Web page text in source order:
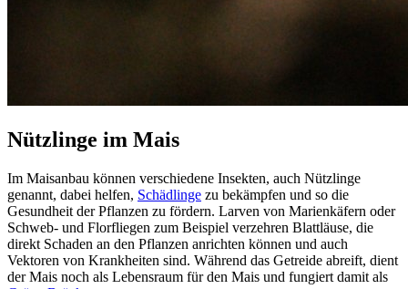
Nützlinge im Mais
Im Maisanbau können verschiedene Insekten, auch Nützlinge
genannt, dabei helfen, Schädlinge zu bekämpfen und so die
Gesundheit der Pflanzen zu fördern. Larven von Marienkäfern oder
Schweb- und Florfliegen zum Beispiel verzehren Blattläuse, die
direkt Schaden an den Pflanzen anrichten können und auch
Vektoren von Krankheiten sind. Während das Getreide abreift, dient
der Mais noch als Lebensraum für den Mais und fungiert damit als